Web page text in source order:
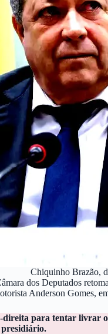
Chiquinho Brazão,
dos Deputados
Anderson Gomes,
para tentar livrar
presidiário.